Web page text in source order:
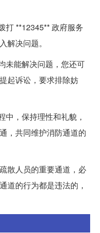
打 **12345** 政府服务
解决问题。
未能解决问题，您还可
起诉讼，要求排除妨
中，保持理性和礼貌，
，共同维护消防通道的
散人员的重要通道，必
道的行为都是违法的，